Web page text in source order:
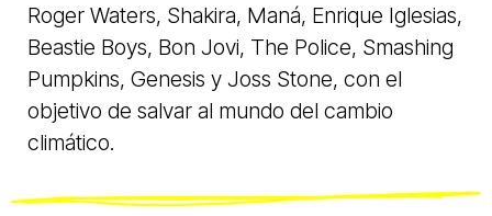
Roger Waters, Shakira, Maná, Enrique Iglesias,
Beastie Boys, Bon Jovi, The Police, Smashing
Pumpkins, Genesis y Joss Stone, con el
objetivo de salvar al mundo del cambio
climático.